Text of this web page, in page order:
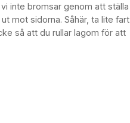
inte bromsar genom att ställa
mot sidorna. Såhär, ta lite fart
så att du rullar lagom för att